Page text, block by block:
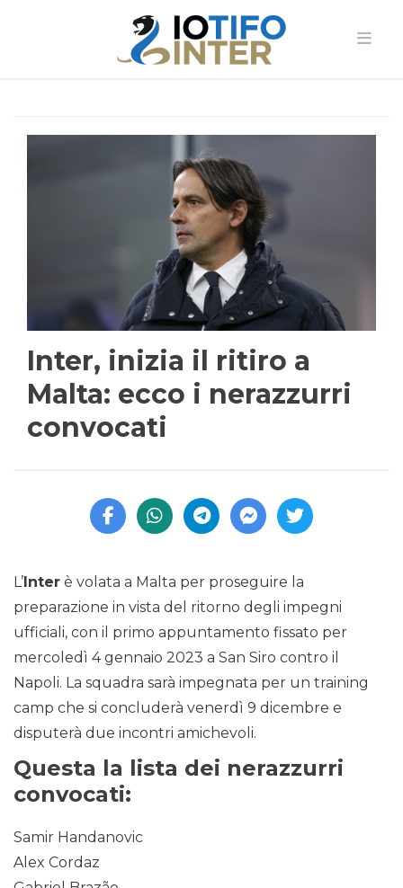
Inter, inizia il ritiro a
Malta: ecco i nerazzurri
convocati
L’Inter è volata a Malta per proseguire la
preparazione in vista del ritorno degli impegni
ufficiali, con il primo appuntamento fissato per
mercoledì 4 gennaio 2023 a San Siro contro il
Napoli. La squadra sarà impegnata per un training
camp che si concluderà venerdì 9 dicembre e
disputerà due incontri amichevoli.
Questa la lista dei nerazzurri
convocati:
Samir Handanovic
Alex Cordaz